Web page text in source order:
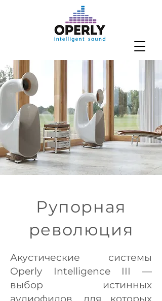
Рупорная
революция
Акустические системы
Operly Intelligence III —
выбор истинных